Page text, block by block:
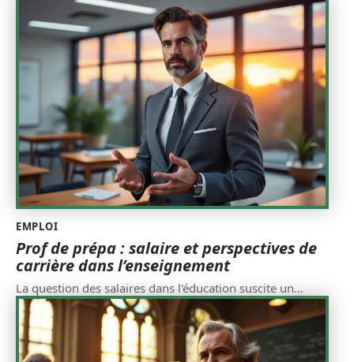
EMPLOI
Prof de prépa : salaire et perspectives de
carrière dans l’enseignement
La question des salaires dans l'éducation suscite un…